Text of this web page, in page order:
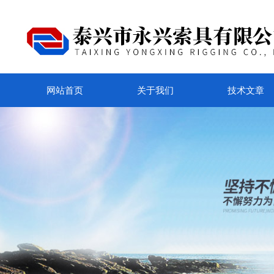
网站首页 关于我们 技术文章